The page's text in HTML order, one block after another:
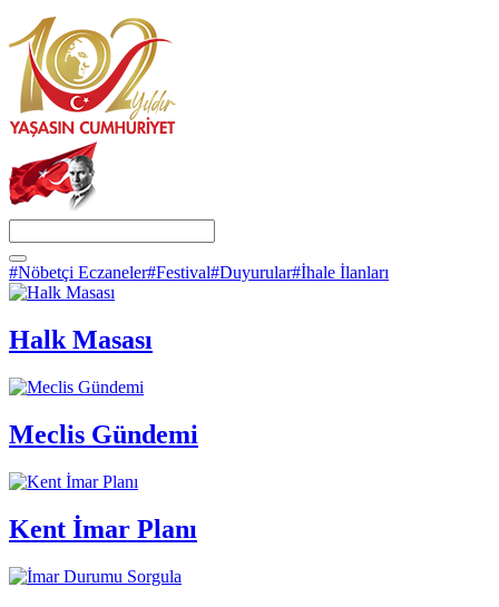
#Nöbetçi Eczaneler#Festival#Duyurular#İhale İlanları
Halk Masası
Meclis Gündemi
Kent İmar Planı